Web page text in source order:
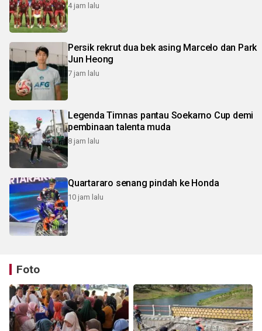
4 jam lalu
Persik rekrut dua bek asing Marcelo dan Park
Jun Heong
7 jam lalu
Legenda Timnas pantau Soekarno Cup demi
pembinaan talenta muda
8 jam lalu
Quartararo senang pindah ke Honda
10 jam lalu
Foto